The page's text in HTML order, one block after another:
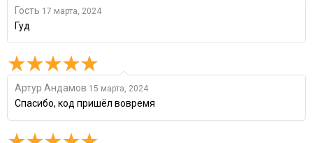
Гость 17 марта, 2024
Гуд
Артур Андамов 15 марта, 2024
Спасибо, код пришёл вовремя